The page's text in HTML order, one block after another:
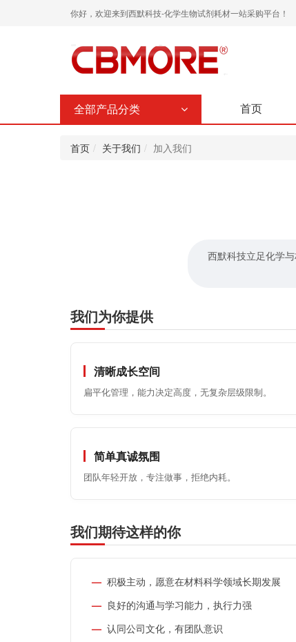
你好，欢迎来到西默科技-化学生物试剂耗材一站采购平台！
全部产品分类 首页
首页 关于我们 加入我们
西默科技立足化学
我们为你提供
清晰成长空间
扁平化管理，能力决定高度，无复杂层级限制。
简单真诚氛围
团队年轻开放，专注做事，拒绝内耗。
我们期待这样的你
积极主动，愿意在材料科学领域长期发展
良好的沟通与学习能力，执行力强
认同公司文化，有团队意识